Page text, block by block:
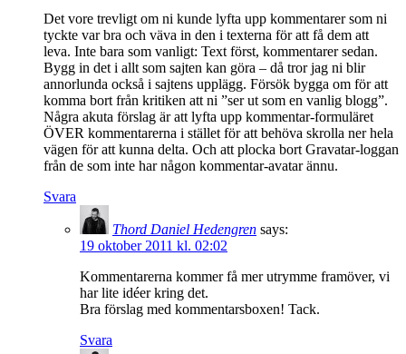
Det vore trevligt om ni kunde lyfta upp kommentarer som ni
tyckte var bra och väva in den i texterna för att få dem att
leva. Inte bara som vanligt: Text först, kommentarer sedan.
Bygg in det i allt som sajten kan göra – då tror jag ni blir
annorlunda också i sajtens upplägg. Försök bygga om för att
komma bort från kritiken att ni ”ser ut som en vanlig blogg”.
Några akuta förslag är att lyfta upp kommentar-formuläret
ÖVER kommentarerna i stället för att behöva skrolla ner hela
vägen för att kunna delta. Och att plocka bort Gravatar-loggan
från de som inte har någon kommentar-avatar ännu.
Svara
Thord Daniel Hedengren says:
19 oktober 2011 kl. 02:02
Kommentarerna kommer få mer utrymme framöver, vi
har lite idéer kring det.
Bra förslag med kommentarsboxen! Tack.
Svara